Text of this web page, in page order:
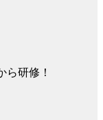
ら研修！